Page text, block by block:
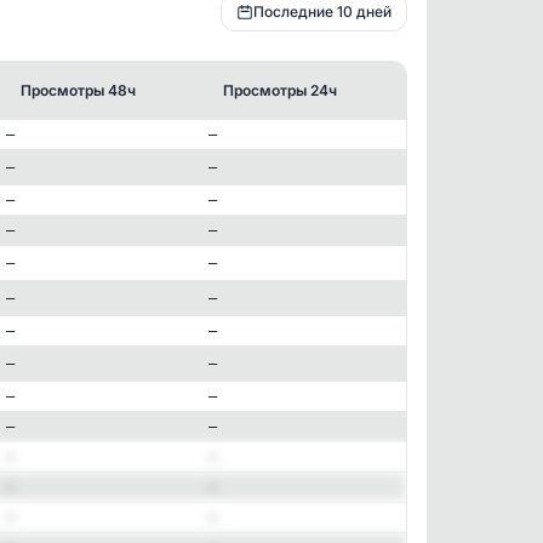
14%
Последние 10 дней
Просмотры 48ч Просмотры 24ч
—
—
—
—
—
—
—
—
— —
—
—
—
—
—
—
—
—
—
—